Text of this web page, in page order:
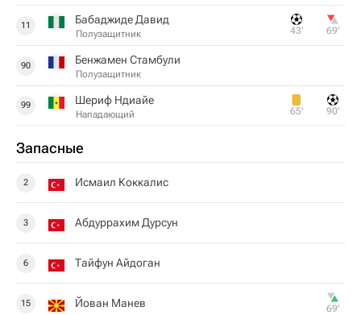
11 Бабаджиде Давид
Полузащитник 43‎’‎ 69‎’‎
90 Бенжамен Стамбули
Полузащитник
99 Шериф Ндиайе
Нападающий 65‎’‎ 90‎’‎
Запасные
2 Исмаил Коккалис
3 Абдуррахим Дурсун
6 Тайфун Айдоган
15 Йован Манев 69‎’‎